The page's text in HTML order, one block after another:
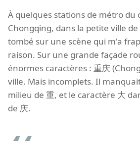
À quelques stations de métro du
Chongqing, dans la petite ville
tombé sur une scène qui m'a
raison. Sur une grande façade
énormes caractères : 重庆
ville. Mais incomplets. Il
milieu de 重, et le caractère 大
de 庆.